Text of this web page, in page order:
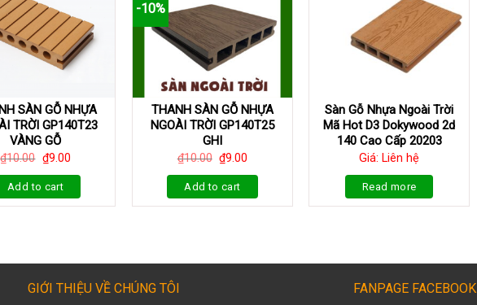
SÀN GỖ NHỰA
TRỜI GP140T23
VÀNG GỖ
₫10.00 ₫9.00
Add to cart
-10%
THANH SÀN GỖ NHỰA
NGOÀI TRỜI GP140T25
GHI
₫10.00 ₫9.00
Add to cart
Sàn Gỗ Nhựa Ngoài Trời
Mã Hot D3 Dokywood 2d
140 Cao Cấp 20203
Giá: Liên hệ
Read more
GIỚI THIỆU VỀ CHÚNG TÔI FANPAGE FACEBOOK